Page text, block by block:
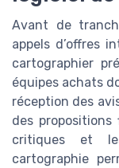
Avant de
appels d’offres
cartographier
équipes achats
réception des
des
critiques et
cartographie